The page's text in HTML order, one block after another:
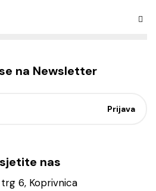
na Newsletter
nas
6, Koprivnica